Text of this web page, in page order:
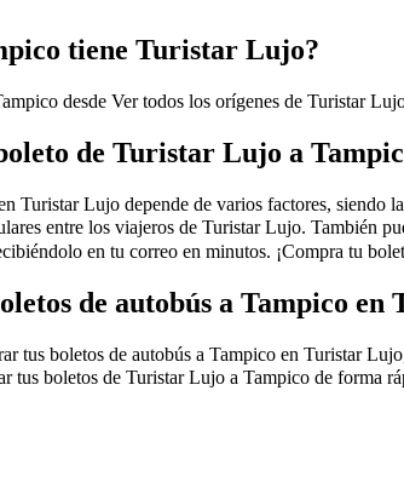
tiene Turistar Lujo?
desde Ver todos los orígenes de Turistar
de Turistar Lujo a
Turistar Lujo depende de varios factores, siendo
entre los viajeros de Turistar Lujo. También
en tu correo en minutos. ¡Compra tu
de autobús a Tampico
tus boletos de autobús a Tampico en Turistar
tus boletos de Turistar Lujo a Tampico de forma